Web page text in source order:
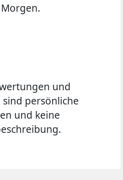
und
persönliche
und keine